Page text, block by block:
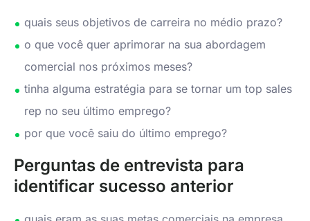
quais seus objetivos de carreira no médio prazo?
o que você quer aprimorar na sua abordagem
comercial nos próximos meses?
tinha alguma estratégia para se tornar um top sales
rep no seu último emprego?
por que você saiu do último emprego?
Perguntas de entrevista para
identificar sucesso anterior